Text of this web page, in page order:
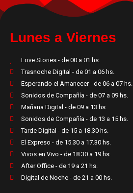
Lunes a Viernes
Love Stories - de 00 a 01 hs.
Trasnoche Digital - de 01 a 06 hs.
Esperando el Amanecer - de 06 a 07 hs.
Sonidos de Compañía - de 07 a 09 hs.
Mañana Digital - de 09 a 13 hs.
Sonidos de Compañía - de 13 a 15 hs.
Tarde Digital - de 15 a 18.30 hs.
El Expreso - de 15.30 a 17.30 hs.
Vivos en Vivo - de 18.30 a 19 hs.
After Office - de 19 a 21 hs.
Digital de Noche - de 21 a 00 hs.